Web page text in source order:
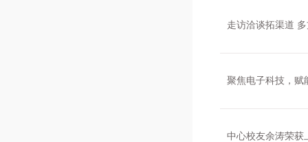
走访洽谈拓渠道
聚焦电子科技，
中心校友余涛荣获